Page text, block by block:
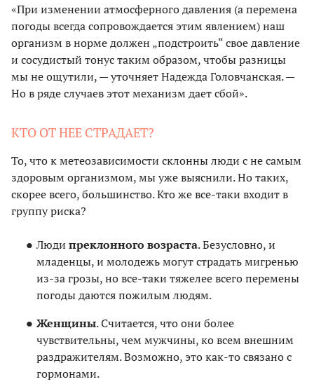
«При изменении атмосферного давления (а перемена
погоды всегда сопровождается этим явлением) наш
организм в норме должен „подстроить“ свое давление
и сосудистый тонус таким образом, чтобы разницы
мы не ощутили, — уточняет Надежда Головчанская. —
Но в ряде случаев этот механизм дает сбой».
КТО ОТ НЕЕ СТРАДАЕТ?
То, что к метеозависимости склонны люди с не самым
здоровым организмом, мы уже выяснили. Но таких,
скорее всего, большинство. Кто же все-таки входит в
группу риска?
Люди преклонного возраста. Безусловно, и
младенцы, и молодежь могут страдать мигренью
из-за грозы, но все-таки тяжелее всего перемены
погоды даются пожилым людям.
Женщины. Считается, что они более
чувствительны, чем мужчины, ко всем внешним
раздражителям. Возможно, это как-то связано с
гормонами.